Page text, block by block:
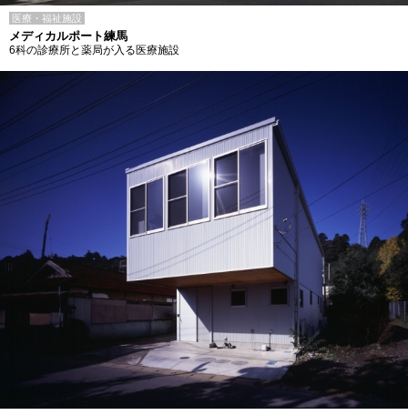
医療・福祉施設
メディカルポート練馬
6科の診療所と薬局が入る医療施設